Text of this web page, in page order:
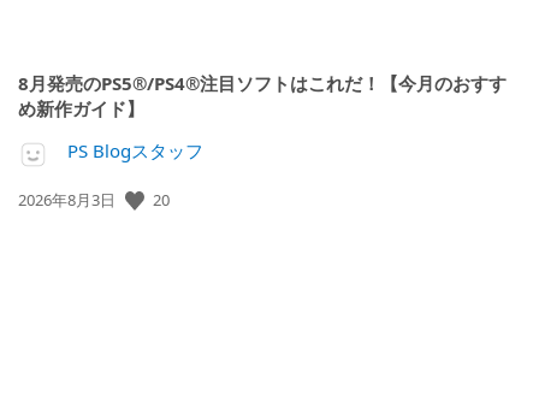
8月発売のPS5®/PS4®注目ソフトはこれだ！【今月のおすす
め新作ガイド】
PS Blogスタッフ
公
2026年8月3日 20